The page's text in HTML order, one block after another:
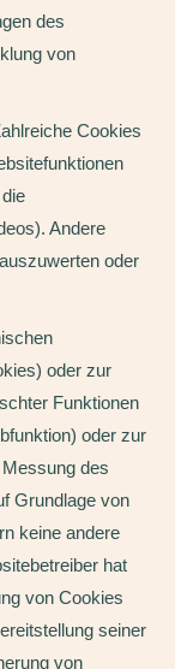
des
von
Cookies
Andere
oder
oder zur
Funktionen
oder zur
des
Grundlage von
keine andere
hat
von Cookies
seiner
von